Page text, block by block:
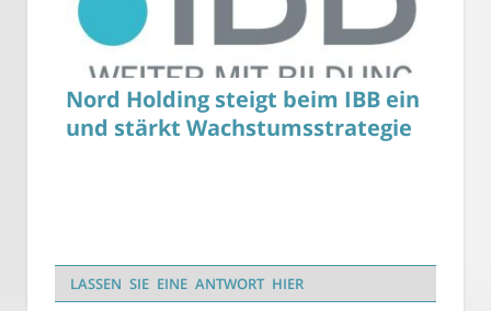
Nord Holding steigt beim IBB ein
und stärkt Wachstumsstrategie
LASSEN SIE EINE ANTWORT HIER